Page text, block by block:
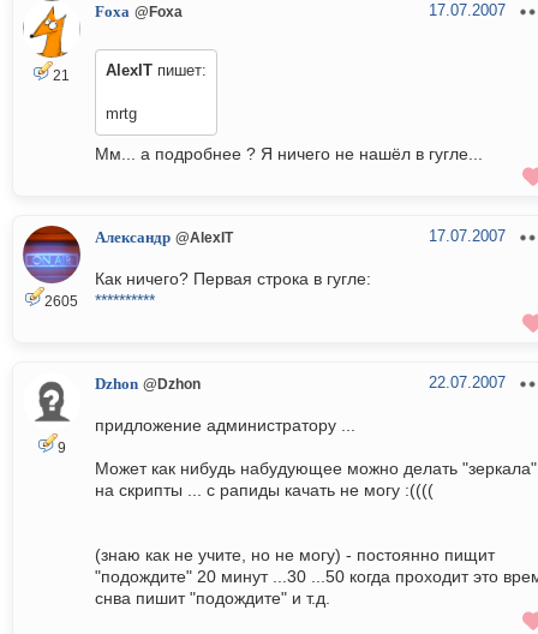
21
Foxa @Foxa 17.07.2007
AlexIT пишет:
mrtg
Мм... а подробнее ? Я ничего не нашёл в гугле...
2605
Александр @AlexIT 17.07.2007
Как ничего? Первая строка в гугле:
**********
9
Dzhon @Dzhon 22.07.2007
придложение администратору ...
Может как нибудь набудующее можно делать "зеркала"
на скрипты ... с рапиды качать не могу :((((
(знаю как не учите, но не могу) - постоянно пищит
"подождите" 20 минут ...30 ...50 когда проходит это
снва пишит "подождите" и т.д.